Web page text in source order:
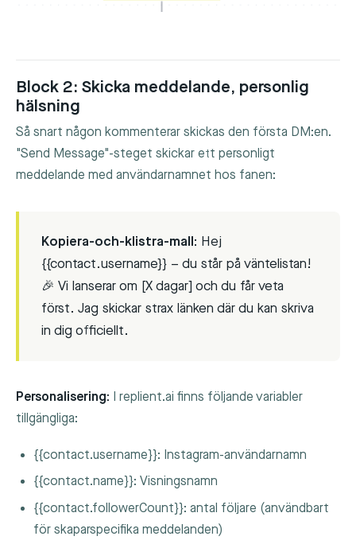
Block 2: Skicka meddelande, personlig
hälsning
Så snart någon kommenterar skickas den första DM:en.
"Send Message"-steget skickar ett personligt
meddelande med användarnamnet hos fanen:
Kopiera-och-klistra-mall: Hej
{{contact.username}} – du står på väntelistan!
🎉 Vi lanserar om [X dagar] och du får veta
först. Jag skickar strax länken där du kan skriva
in dig officiellt.
Personalisering: I replient.ai finns följande variabler
tillgängliga:
{{contact.username}}: Instagram-användarnamn
{{contact.name}}: Visningsnamn
{{contact.followerCount}}: antal följare (användbart
för skaparspecifika meddelanden)